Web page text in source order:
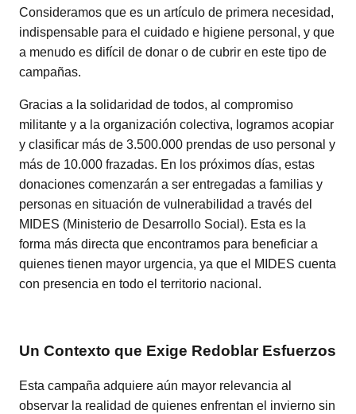
Consideramos que es un artículo de primera necesidad,
indispensable para el cuidado e higiene personal, y que
a menudo es difícil de donar o de cubrir en este tipo de
campañas.
Gracias a la solidaridad de todos, al compromiso
militante y a la organización colectiva, logramos acopiar
y clasificar más de 3.500.000 prendas de uso personal y
más de 10.000 frazadas. En los próximos días, estas
donaciones comenzarán a ser entregadas a familias y
personas en situación de vulnerabilidad a través del
MIDES (Ministerio de Desarrollo Social). Esta es la
forma más directa que encontramos para beneficiar a
quienes tienen mayor urgencia, ya que el MIDES cuenta
con presencia en todo el territorio nacional.
Un Contexto que Exige Redoblar Esfuerzos
Esta campaña adquiere aún mayor relevancia al
observar la realidad de quienes enfrentan el invierno sin